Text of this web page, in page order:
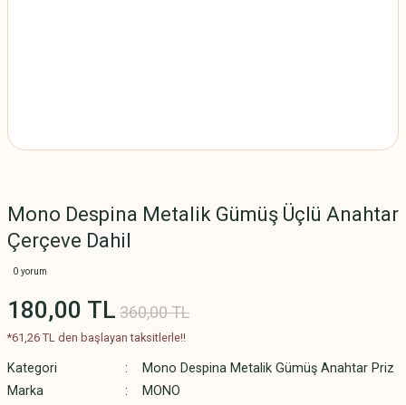
Mono Despina Metalik Gümüş Üçlü Anahtar
Çerçeve Dahil
0 yorum
180,00 TL 360,00 TL
*61,26 TL den başlayan taksitlerle!!
Kategori
Mono Despina Metalik Gümüş Anahtar Priz
Marka
MONO